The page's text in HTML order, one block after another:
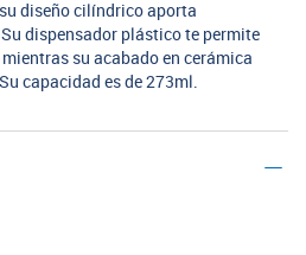
diseño cilíndrico aporta
dispensador plástico te permite
su acabado en cerámica
capacidad es de 273ml.